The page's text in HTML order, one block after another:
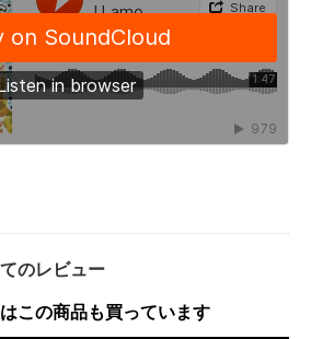
のレビュー
この商品も買っています